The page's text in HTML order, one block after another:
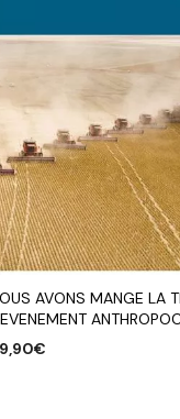
AVONS MANGE LA
€